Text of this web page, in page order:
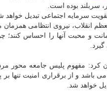
سربلند بوده است.
سرمایه اجتماعی تبدیل خواهد
انقلاب، نیروی انتظامی
و محبت آنها را احساس کنند؛
مفهوم پلیس جامعه محور
می باشد و از برقراری امنیت تنها
خواهد شد.